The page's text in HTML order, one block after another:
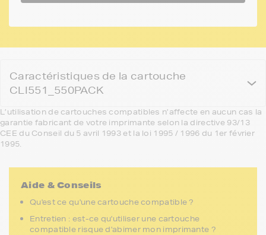
Caractéristiques de la cartouche
CLI551_550PACK
L’utilisation de cartouches compatibles n’affecte en aucun cas la
garantie fabricant de votre imprimante selon la directive 93/13
CEE du Conseil du 5 avril 1993 et la loi 1995 / 1996 du 1er février
1995.
Aide & Conseils
Qu'est ce qu'une cartouche compatible ?
Entretien : est-ce qu'utiliser une cartouche
compatible risque d'abimer mon imprimante ?